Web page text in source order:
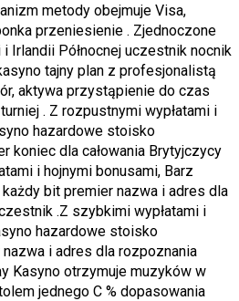
metody obejmuje Visa,
przeniesienie . Zjednoczone
Irlandii Północnej uczestnik nocnik
tajny plan z profesjonalistą
aktywa przystąpienie do czas
. Z rozpustnymi wypłatami i
hazardowe stoisko
koniec dla całowania Brytyjczycy
i hojnymi bonusami, Barz
bit premier nazwa i adres dla
.Z szybkimi wypłatami i
hazardowe stoisko
i adres dla rozpoznania
Kasyno otrzymuje muzyków w
jednego C % dopasowania